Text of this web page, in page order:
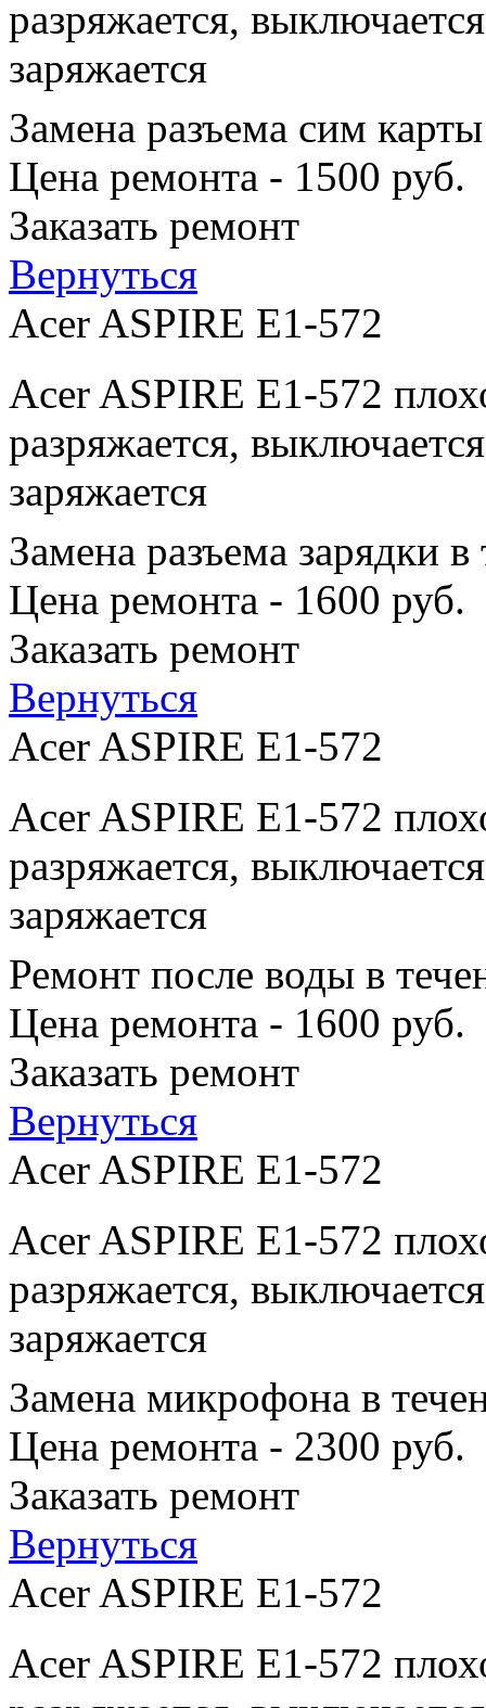
разряжается,
заряжается
Замена разъема сим
Цена ремонта - 1500 руб.
Заказать ремонт
Вернуться
Acer ASPIRE E1-572
Acer ASPIRE E1-572
разряжается,
заряжается
Замена разъема зарядки
Цена ремонта - 1600 руб.
Заказать ремонт
Вернуться
Acer ASPIRE E1-572
Acer ASPIRE E1-572
разряжается,
заряжается
Ремонт после воды в
Цена ремонта - 1600 руб.
Заказать ремонт
Вернуться
Acer ASPIRE E1-572
Acer ASPIRE E1-572
разряжается,
заряжается
Замена микрофона в
Цена ремонта - 2300 руб.
Заказать ремонт
Вернуться
Acer ASPIRE E1-572
Acer ASPIRE E1-572